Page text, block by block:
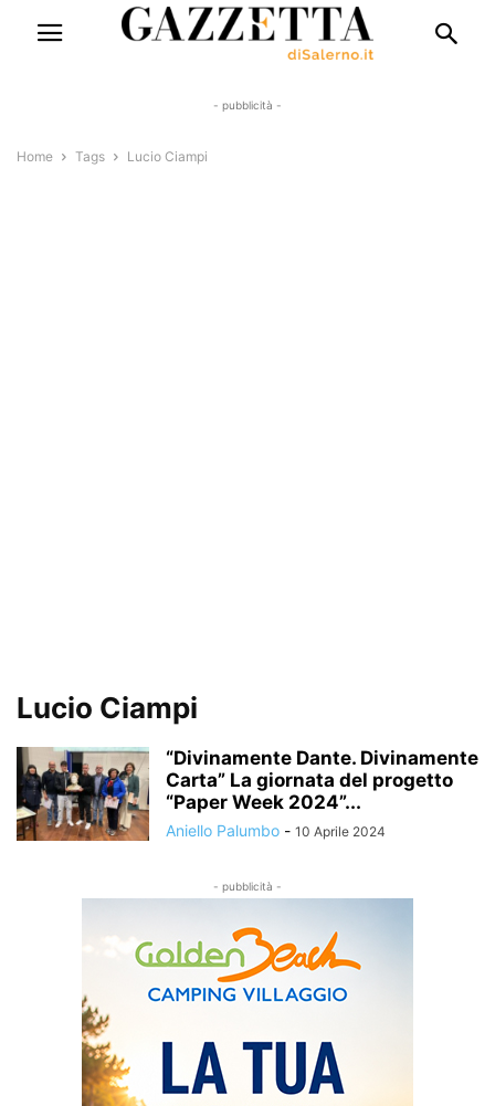
- pubblicità -
Home Tags Lucio Ciampi
Lucio Ciampi
“Divinamente Dante. Divinamente
Carta” La giornata del progetto
“Paper Week 2024”...
Aniello Palumbo - 10 Aprile 2024
- pubblicità -